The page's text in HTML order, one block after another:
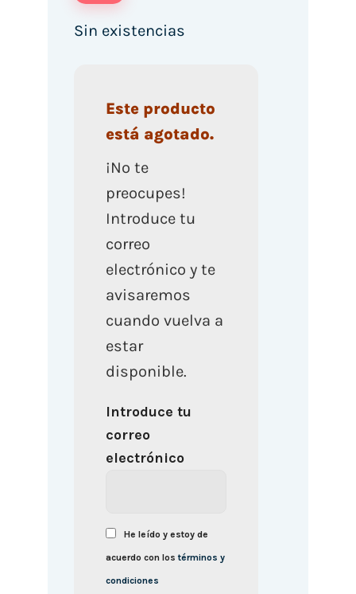
Sin existencias
Este producto
está agotado.
¡No te
preocupes!
Introduce tu
correo
electrónico y te
avisaremos
cuando vuelva a
estar
disponible.
Introduce tu
correo
electrónico
He leído y estoy de
acuerdo con lostérminos y
condiciones